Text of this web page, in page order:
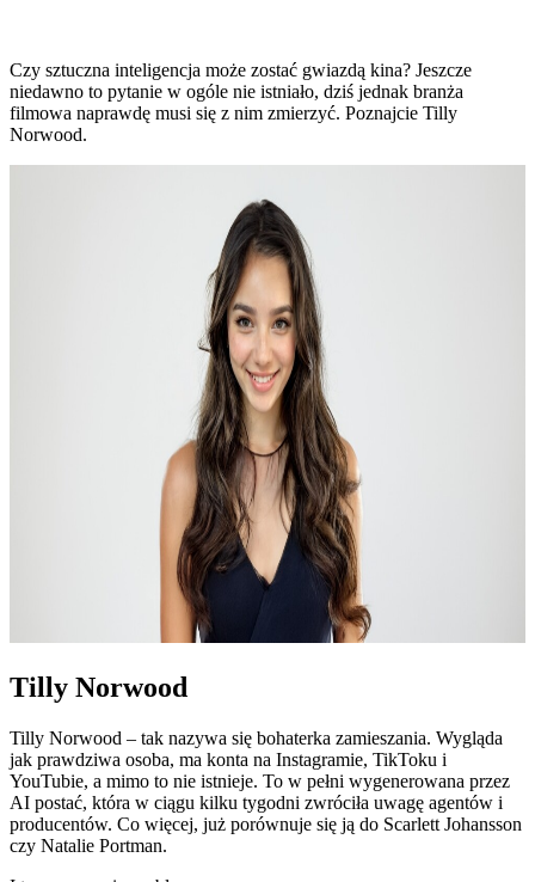
Czy sztuczna inteligencja może zostać gwiazdą kina? Jeszcze
niedawno to pytanie w ogóle nie istniało, dziś jednak branża
filmowa naprawdę musi się z nim zmierzyć. Poznajcie Tilly
Norwood.
Tilly Norwood
Tilly Norwood – tak nazywa się bohaterka zamieszania. Wygląda
jak prawdziwa osoba, ma konta na Instagramie, TikToku i
YouTubie, a mimo to nie istnieje. To w pełni wygenerowana przez
AI postać, która w ciągu kilku tygodni zwróciła uwagę agentów i
producentów. Co więcej, już porównuje się ją do Scarlett Johansson
czy Natalie Portman.